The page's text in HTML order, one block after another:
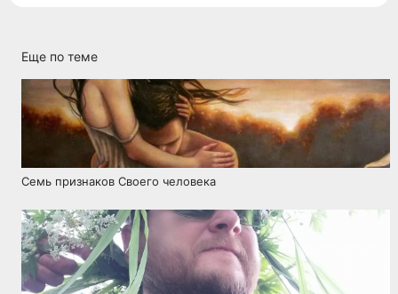
Еще по теме
Семь признаков Своего человека